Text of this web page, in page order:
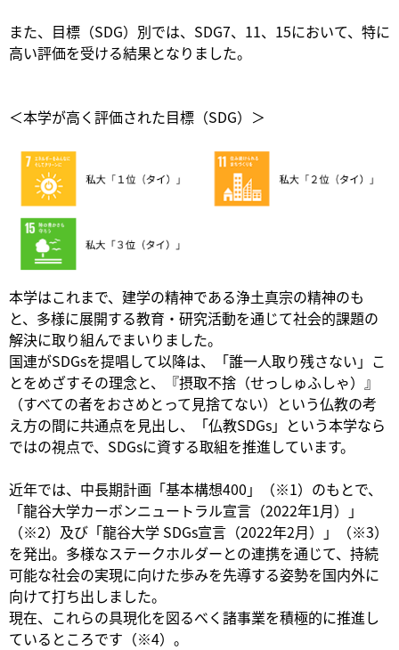
また、目標（SDG）別では、SDG7、11、15において、特に
高い評価を受ける結果となりました。
＜本学が高く評価された目標（SDG）＞
本学はこれまで、建学の精神である浄土真宗の精神のも
と、多様に展開する教育・研究活動を通じて社会的課題の
解決に取り組んでまいりました。
国連がSDGsを提唱して以降は、「誰一人取り残さない」こ
とをめざすその理念と、『摂取不捨（せっしゅふしゃ）』
（すべての者をおさめとって見捨てない）という仏教の考
え方の間に共通点を見出し、「仏教SDGs」という本学なら
ではの視点で、SDGsに資する取組を推進しています。
近年では、中長期計画「基本構想400」（※1）のもとで、
「龍谷大学カーボンニュートラル宣言（2022年1月）」
（※2）及び「龍谷大学 SDGs宣言（2022年2月）」（※3）
を発出。多様なステークホルダーとの連携を通じて、持続
可能な社会の実現に向けた歩みを先導する姿勢を国内外に
向けて打ち出しました。
現在、これらの具現化を図るべく諸事業を積極的に推進し
ているところです（※4）。